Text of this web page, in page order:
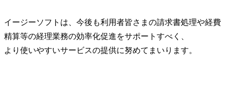
イージーソフトは、今後も利用者皆さまの請求書処理や経費
精算等の経理業務の効率化促進をサポートすべく、
より使いやすいサービスの提供に努めてまいります。